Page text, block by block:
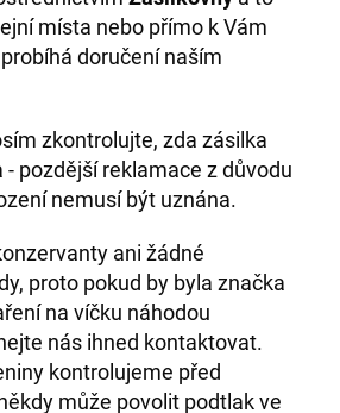
místa nebo přímo k Vám
doručení naším
zkontrolujte, zda zásilka
- pozdější reklamace z důvodu
nemusí být uznána.
ani žádné
proto pokud by byla značka
na víčku náhodou
nás ihned kontaktovat.
kontrolujeme před
může povolit podtlak ve